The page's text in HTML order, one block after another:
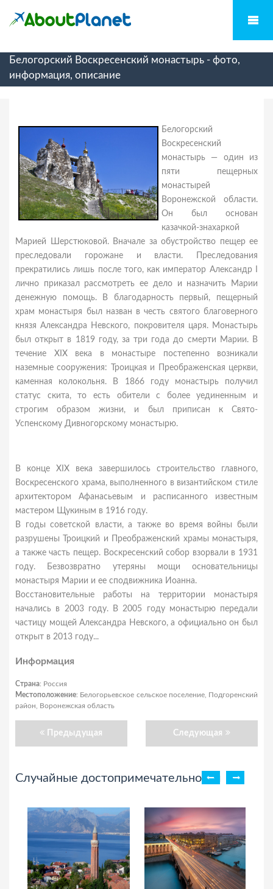
Белогорский Воскресенский монастырь - фото,
информация, описание
Белогорский
Воскресенский
монастырь — один из
пяти пещерных
монастырей
Воронежской области.
Он был основан
казачкой-знахаркой
Марией Шерстюковой. Вначале за обустройство пещер ее
преследовали горожане и власти. Преследования
прекратились лишь после того, как император Александр I
лично приказал рассмотреть ее дело и назначить Марии
денежную помощь. В благодарность первый, пещерный
храм монастыря был назван в честь святого благоверного
князя Александра Невского, покровителя царя. Монастырь
был открыт в 1819 году, за три года до смерти Марии. В
течение XIX века в монастыре постепенно возникали
наземные сооружения: Троицкая и Преображенская церкви,
каменная колокольня. В 1866 году монастырь получил
статус скита, то есть обители с более уединенным и
строгим образом жизни, и был приписан к Свято-
Успенскому Дивногорскому монастырю.
В конце XIX века завершилось строительство главного,
Воскресенского храма, выполненного в византийском стиле
архитектором Афанасьевым и расписанного известным
мастером Щукиным в 1916 году.
В годы советской власти, а также во время войны были
разрушены Троицкий и Преображенский храмы монастыря,
а также часть пещер. Воскресенский собор взорвали в 1931
году. Безвозвратно утеряны мощи основательницы
монастыря Марии и ее сподвижника Иоанна.
Восстановительные работы на территории монастыря
начались в 2003 году. В 2005 году монастырю передали
частицу мощей Александра Невского, а официально он был
открыт в 2013 году...
Информация
Страна: Россия
Местоположение: Белогорьевское сельское поселение, Подгоренский
район, Воронежская область
Предыдущая Следующая
Случайные достопримечательности